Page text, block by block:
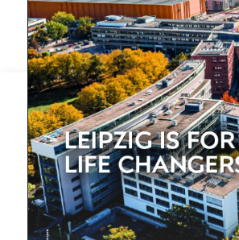
E-
Mail
(erforderlich)